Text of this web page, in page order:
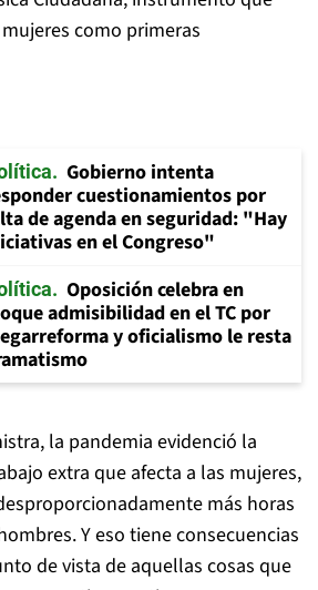
como primeras
Gobierno intenta
cuestionamientos por
de agenda en seguridad: "Hay
en el Congreso"
Oposición celebra en
admisibilidad en el TC por
y oficialismo le resta
la pandemia evidenció la
extra que afecta a las mujeres,
más horas
Y eso tiene consecuencias
de vista de aquellas cosas que